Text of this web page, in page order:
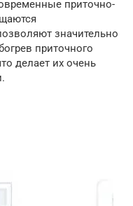
приточно-
значительно
приточного
делает их очень